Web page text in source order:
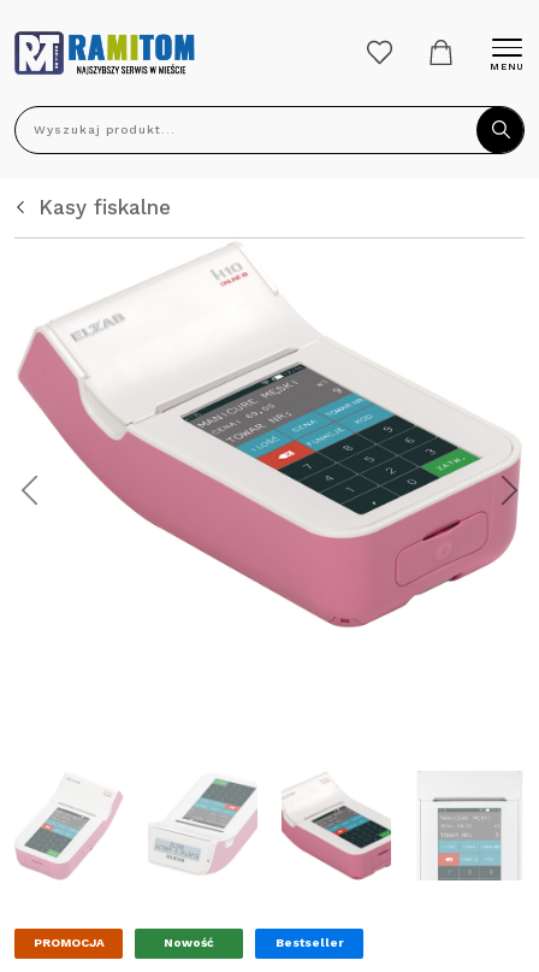
Wyszukaj produkt...
MENU
Kasy fiskalne
PROMOCJA Nowość Bestseller